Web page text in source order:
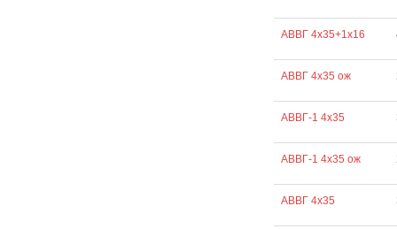
АВВГ 4х35+1х16
АВВГ 4х35 ож
АВВГ-1 4х35
АВВГ-1 4х35 ож
АВВГ 4х35